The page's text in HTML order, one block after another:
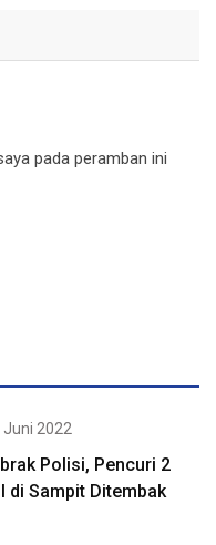
pada peramban ini
Juni 2022
Polisi, Pencuri 2
di Sampit Ditembak